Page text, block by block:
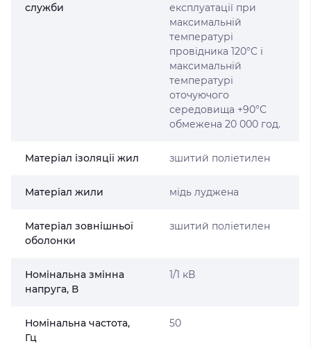
служби
експлуатації при
максимальній
температурі
провідника 120°C і
максимальній
температурі
оточуючого
середовища +90°C
обмежена 20 000 год.
Матеріал ізоляції жил зшитий поліетилен
Матеріал жили мідь луджена
Матеріал зовнішньої
оболонки
зшитий поліетилен
Номінальна змінна
напруга, В
1/1 кВ
Номінальна частота,
Гц
50